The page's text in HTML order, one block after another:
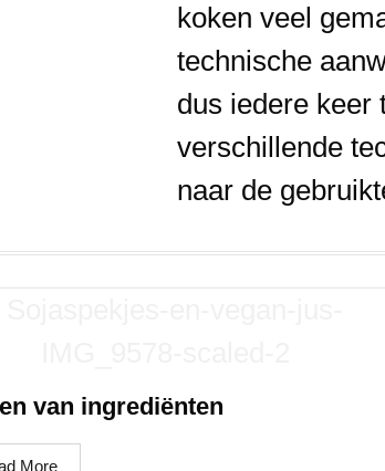
koken veel
technische
dus iedere keer
verschillende
naar de
van ingrediënten
More